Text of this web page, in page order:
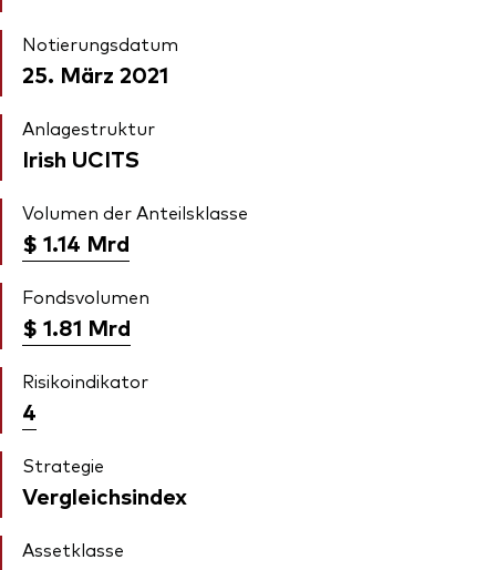
Notierungsdatum
25. März 2021
Anlagestruktur
Irish UCITS
Volumen der Anteilsklasse
$ 1.14 Mrd
Fondsvolumen
$ 1.81 Mrd
Risikoindikator
4
Strategie
Vergleichsindex
Assetklasse